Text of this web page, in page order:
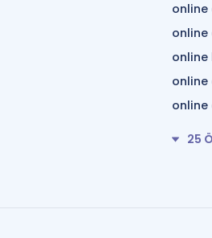
online
online
online
25